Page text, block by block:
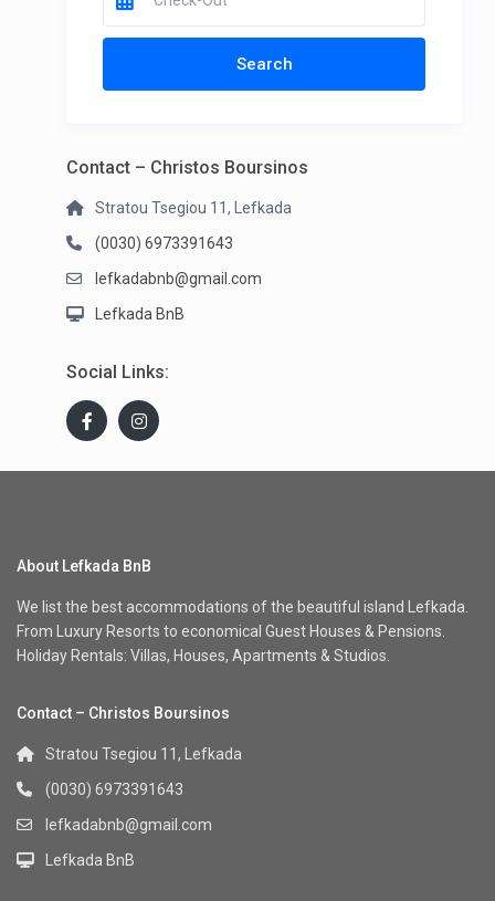
Contact – Christos Boursinos
Stratou Tsegiou 11, Lefkada
(0030) 6973391643
lefkadabnb@gmail.com
Lefkada BnB
Social Links:
About Lefkada BnB
We list the best accommodations of the beautiful island Lefkada.
From Luxury Resorts to economical Guest Houses & Pensions.
Holiday Rentals: Villas, Houses, Apartments & Studios.
Contact – Christos Boursinos
Stratou Tsegiou 11, Lefkada
(0030) 6973391643
lefkadabnb@gmail.com
Lefkada BnB